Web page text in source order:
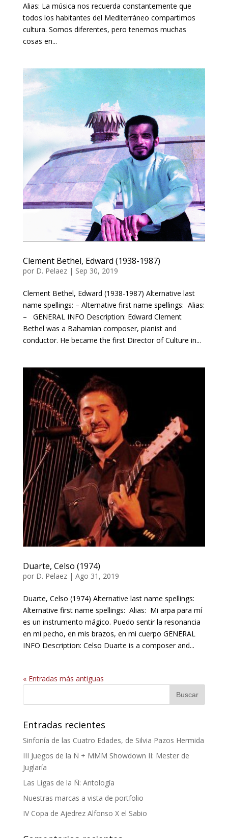
Alias: La música nos recuerda constantemente que
todos los habitantes del Mediterráneo compartimos
cultura. Somos diferentes, pero tenemos muchas
cosas en...
Clement Bethel, Edward (1938-1987)
por D. Pelaez| Sep 30, 2019
Clement Bethel, Edward (1938-1987) Alternative last
name spellings: – Alternative first name spellings: Alias:
– GENERAL INFO Description: Edward Clement
Bethel was a Bahamian composer, pianist and
conductor. He became the first Director of Culture in...
Duarte, Celso (1974)
por D. Pelaez| Ago 31, 2019
Duarte, Celso (1974) Alternative last name spellings:
Alternative first name spellings: Alias: Mi arpa para mí
es un instrumento mágico. Puedo sentir la resonancia
en mi pecho, en mis brazos, en mi cuerpo GENERAL
INFO Description: Celso Duarte is a composer and...
« Entradas más antiguas
Entradas recientes
Sinfonía de las Cuatro Edades, de Silvia Pazos Hermida
III Juegos de la Ñ + MMM Showdown II: Mester de
Juglaría
Las Ligas de la Ñ: Antología
Nuestras marcas a vista de portfolio
IV Copa de Ajedrez Alfonso X el Sabio